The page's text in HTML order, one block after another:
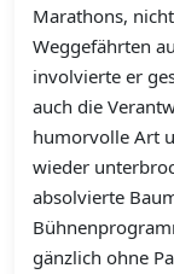
Marathons,
Weggefährten
involvierte er
auch die
humorvolle Art
wieder
absolvierte
gänzlich ohne